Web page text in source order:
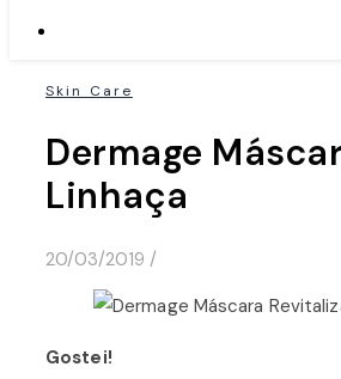
Skin Care
Dermage
Linhaça
20/03/2019 /
Gostei!